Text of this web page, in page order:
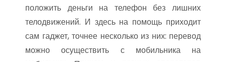
положить деньги на телефон без лишних
телодвижений. И здесь на помощь приходит
сам гаджет, точнее несколько из них: перевод
можно осуществить с мобильника на